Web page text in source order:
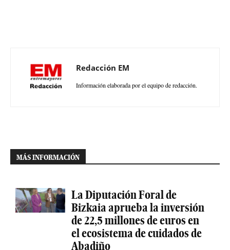
Redacción EM
Información elaborada por el equipo de redacción.
MÁS INFORMACIÓN
La Diputación Foral de
Bizkaia aprueba la inversión
de 22,5 millones de euros en
el ecosistema de cuidados de
Abadiño